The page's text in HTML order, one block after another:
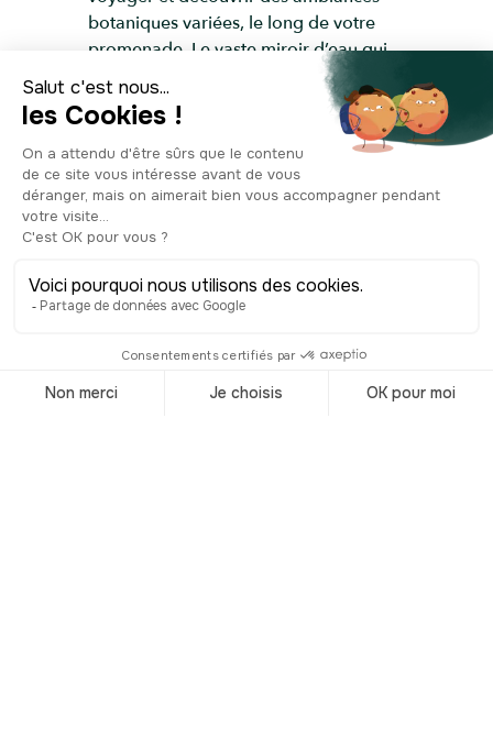
botaniques variées, le long de votre
promenade. Le vaste miroir d’eau qui
s’étend devant vous vous offre près de
3000m carrés de reflets et de
scintillements, alternant jets d’eau et
brumisateurs. Grâce à cet immense
chantier de réagencement urbain, la
vieille ville de Nice n’est plus coupée du
reste du monde et on peut admirer ses